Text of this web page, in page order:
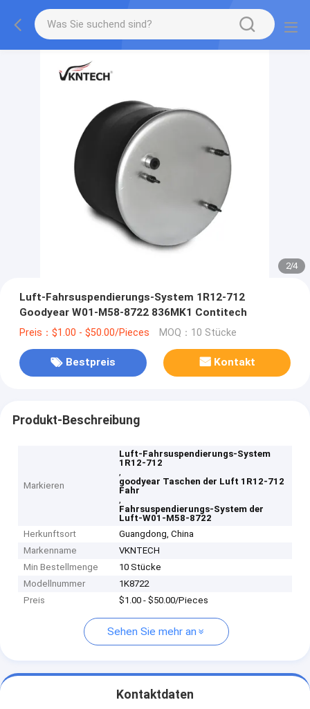
2/4
Luft-Fahrsuspendierungs-System 1R12-712
Goodyear W01-M58-8722 836MK1 Contitech
Preis：$1.00 - $50.00/Pieces MOQ：10 Stücke
Bestpreis Kontakt
Produkt-Beschreibung
Markieren
Luft-Fahrsuspendierungs-System
1R12-712
,
goodyear Taschen der Luft 1R12-712
Fahr
,
Fahrsuspendierungs-System der
Luft-W01-M58-8722
Herkunftsort
Guangdong, China
Markenname
VKNTECH
Min Bestellmenge
10 Stücke
Modellnummer
1K8722
Preis
$1.00 - $50.00/Pieces
Sehen Sie mehr an
Kontaktdaten